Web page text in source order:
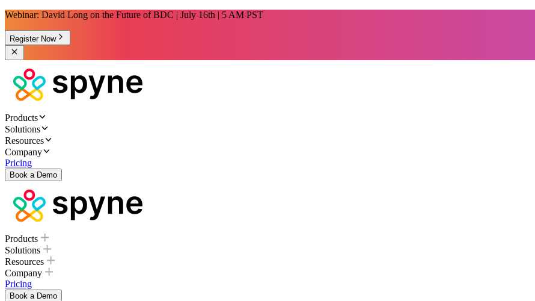
Webinar: David Long on the Future of BDC | July 16th | 5 AM PST
Register Now
Products
Solutions
Resources
Company
Pricing
Book a Demo
Products
Solutions
Resources
Company
Pricing
Book a Demo